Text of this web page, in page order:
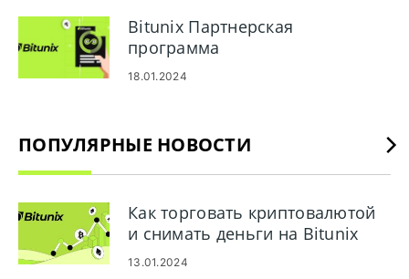
Bitunix Партнерская
программа
18.01.2024
ПОПУЛЯРНЫЕ НОВОСТИ
Как торговать криптовалютой
и снимать деньги на Bitunix
13.01.2024